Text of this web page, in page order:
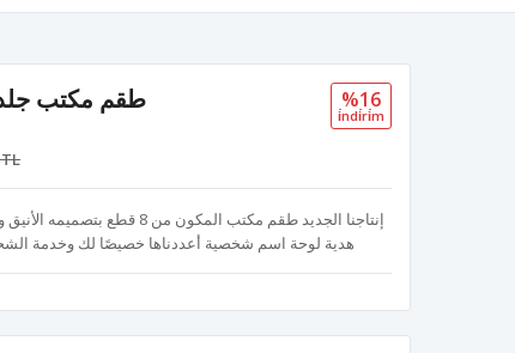
طقم مكتب جلد %16
i̇ndi̇ri̇m
إنتاجنا الجديد طقم مكتب
هدية لوحة اسم شخصية أعددناها خصيصًا لك وخدمة